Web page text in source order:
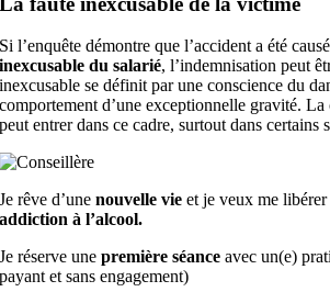
Si l’enquête démontre que l’accident a été
inexcusable du salarié, l’indemnisation peut
inexcusable se définit par une conscience du
comportement d’une exceptionnelle gravité. La
peut entrer dans ce cadre, surtout dans certains
Je rêve d’unenouvelle vie et je veux me
addiction à l’alcool.
Je réserve unepremière séance avec un(e)
payant et sans engagement)